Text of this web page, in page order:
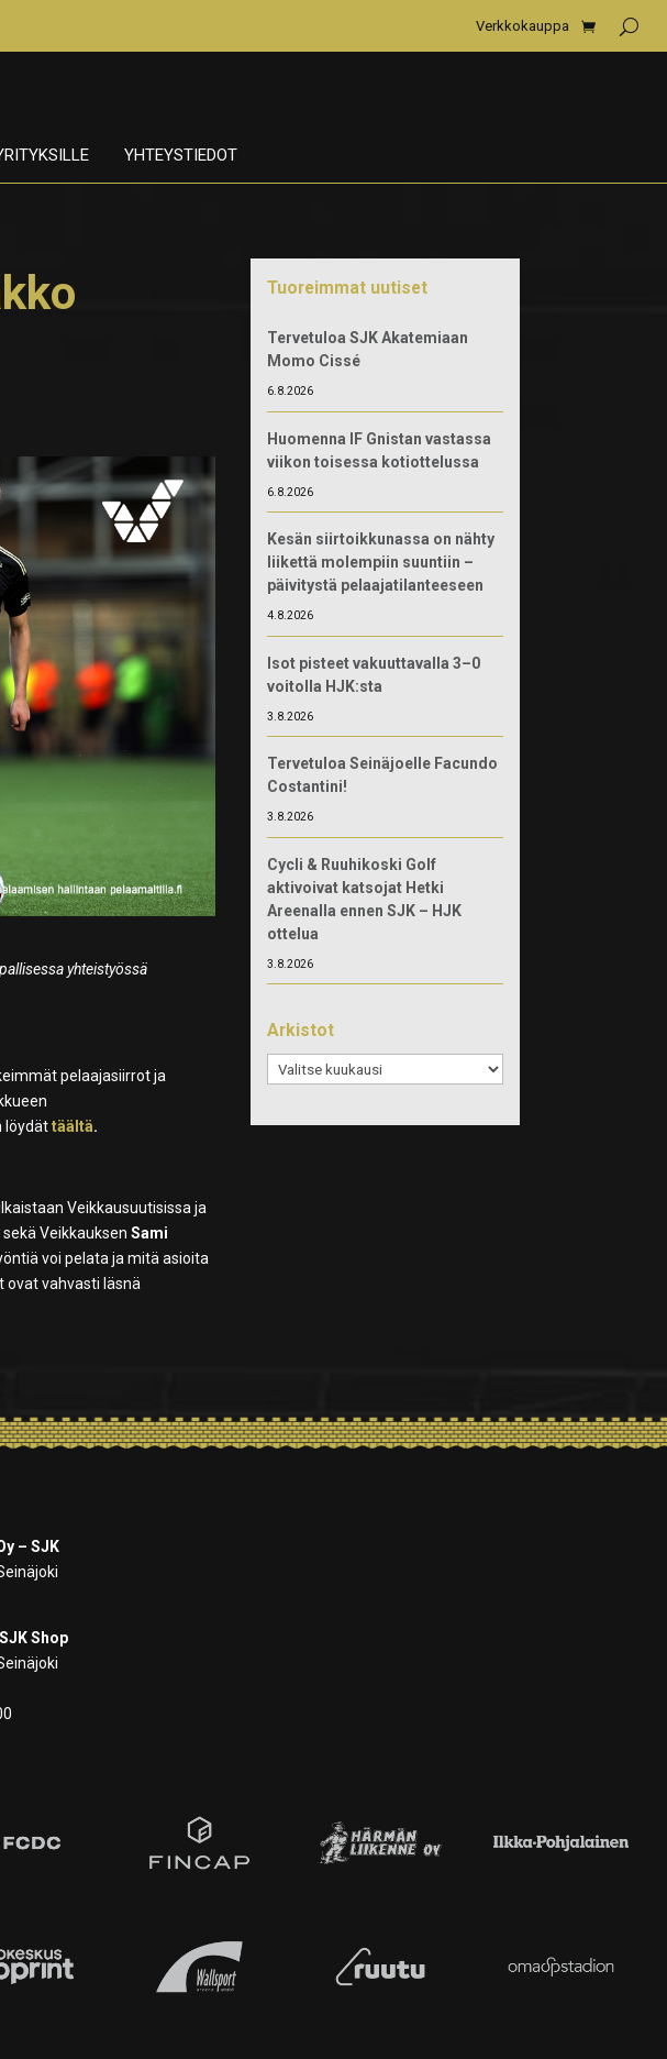
Verkkokauppa
YHTEYSTIEDOT
yhteistyössä
pelaajasiirrot ja
löydät täältä.
Veikkausuutisissa ja
sekä VeikkauksenSami
voi pelata ja mitä asioita
ovat vahvasti läsnä
Tuoreimmat uutiset
Tervetuloa SJK Akatemiaan
Momo Cissé
6.8.2026
Huomenna IF Gnistan vastassa
viikon toisessa kotiottelussa
6.8.2026
Kesän siirtoikkunassa on nähty
liikettä molempiin suuntiin –
päivitystä pelaajatilanteeseen
4.8.2026
Isot pisteet vakuuttavalla 3–0
voitolla HJK:sta
3.8.2026
Tervetuloa Seinäjoelle Facundo
Costantini!
3.8.2026
Cycli & Ruuhikoski Golf
aktivoivat katsojat Hetki
Areenalla ennen SJK – HJK
ottelua
3.8.2026
Arkistot
Arkistot
– SJK
Shop